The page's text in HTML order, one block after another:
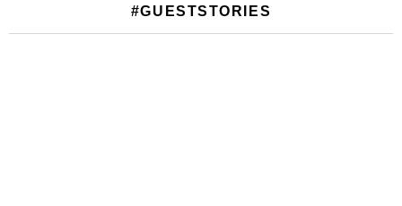
#GUESTSTORIES